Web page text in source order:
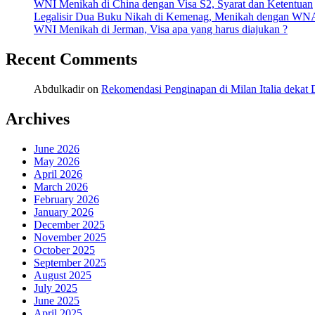
WNI Menikah di China dengan Visa S2, Syarat dan Ketentuan
Legalisir Dua Buku Nikah di Kemenag, Menikah dengan
WNI Menikah di Jerman, Visa apa yang harus diajukan ?
Recent Comments
Abdulkadiron Rekomendasi Penginapan di Milan Italia dekat
Archives
June 2026
May 2026
April 2026
March 2026
February 2026
January 2026
December 2025
November 2025
October 2025
September 2025
August 2025
July 2025
June 2025